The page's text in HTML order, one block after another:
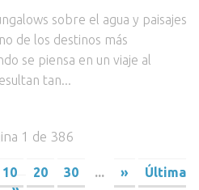
sobre el agua y paisajes
de los destinos más
se piensa en un viaje al
tan...
1 de 386
10 20 30 ... »
Última